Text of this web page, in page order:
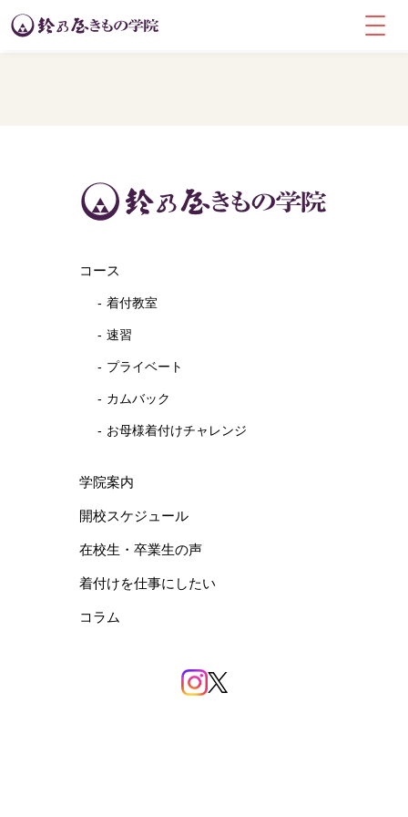
コース
着付教室
速習
プライベート
カムバック
お母様着付けチャレンジ
学院案内
開校スケジュール
在校生・卒業生の声
着付けを仕事にしたい
コラム